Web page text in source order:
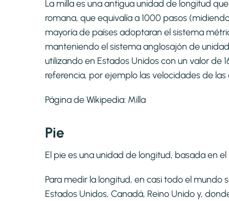
La milla es una antigua unidad de longitud
romana, que equivalía a 1000 pasos
mayoría de países adoptaran el sistema
manteniendo el sistema anglosajón de
utilizando en Estados Unidos con un valor de
referencia, por ejemplo las velocidades de
Página de Wikipedia: Milla
Pie
El pie es una unidad de longitud, basada en
Para medir la longitud, en casi todo el
Estados Unidos, Canadá, Reino Unido y,